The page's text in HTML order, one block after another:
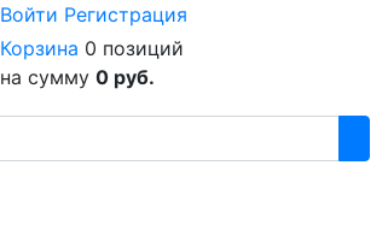
Войти Регистрация
Корзина 0 позиций
на сумму 0 руб.